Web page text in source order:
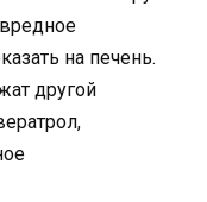
на печень.
другой